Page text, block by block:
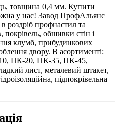
товщина 0,4 мм. Купити
у нас! Завод ПрофАльянс
в роздріб профнастил та
обшивки стін і
клумб, прибудинкових
двору. В асортименті:
ПК-20, ПК-35, ПК-45,
лист, металевий штакет,
підпокрівельна